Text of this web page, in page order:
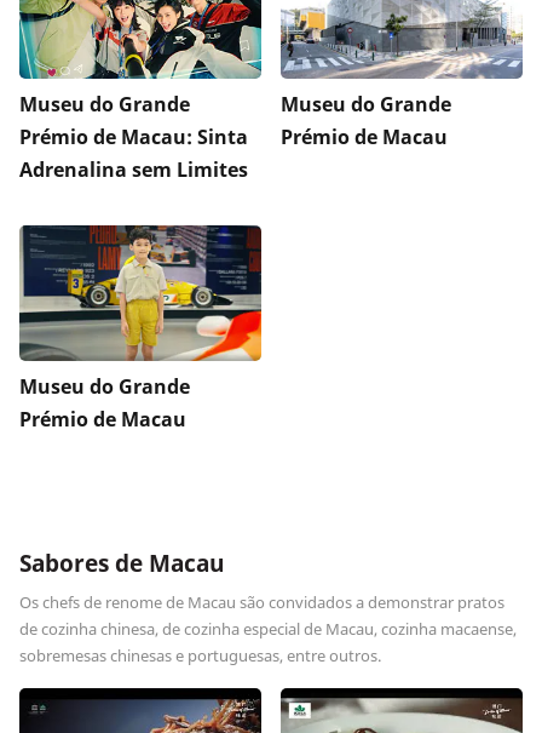
Museu do Grande
Prémio de Macau: Sinta
Adrenalina sem Limites
Museu do Grande
Prémio de Macau
Museu do Grande
Prémio de Macau
Sabores de Macau
Os chefs de renome de Macau são convidados a demonstrar pratos
de cozinha chinesa, de cozinha especial de Macau, cozinha macaense,
sobremesas chinesas e portuguesas, entre outros.